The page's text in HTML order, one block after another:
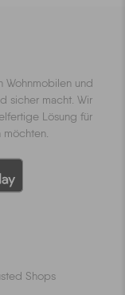
Wohnmobilen und
sicher macht. Wir
Lösung für
Shops